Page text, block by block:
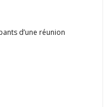
d’une réunion